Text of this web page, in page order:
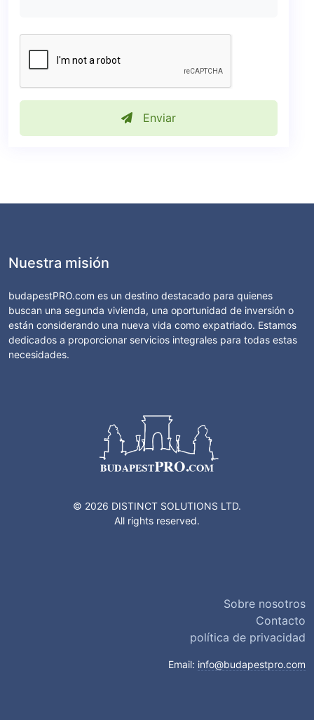
Enviar
Nuestra misión
budapestPRO.com es un destino destacado para quienes
buscan una segunda vivienda, una oportunidad de inversión o
están considerando una nueva vida como expatriado. Estamos
dedicados a proporcionar servicios integrales para todas estas
necesidades.
© 2026 DISTINCT SOLUTIONS LTD.
All rights reserved.
Sobre nosotros
Contacto
política de privacidad
Email: info@budapestpro.com